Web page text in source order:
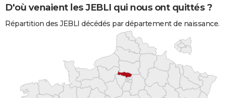
D'où venaient les JEBLI qui nous ont quittés ?
Répartition des JEBLI décédés par département de naissance.